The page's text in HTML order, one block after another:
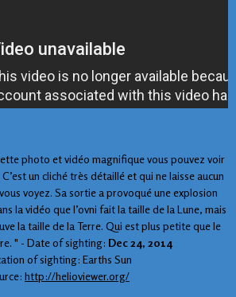
photo et vidéo magnifique vous pouvez voir
un cliché très détaillé et qui ne laisse aucun
voyez. Sa sortie a provoqué une explosion
la vidéo que l’ovni fait la taille de la Lune, mais
la taille de la Terre. Qui est plus petite que le
" - Date of sighting: Dec 24, 2014
of sighting: Earths Sun
http://helioviewer.org/